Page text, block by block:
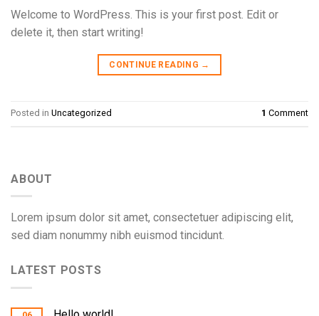
Welcome to WordPress. This is your first post. Edit or
delete it, then start writing!
CONTINUE READING →
Posted in Uncategorized 1 Comment
ABOUT
Lorem ipsum dolor sit amet, consectetuer adipiscing elit,
sed diam nonummy nibh euismod tincidunt.
LATEST POSTS